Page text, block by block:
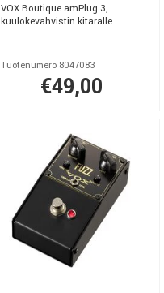
VOX Boutique amPlug 3,
kuulokevahvistin kitaralle.
Tuotenumero 8047083
€49,00